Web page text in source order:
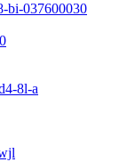
bi-037600030
8l-a